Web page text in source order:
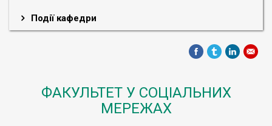
Події кафедри
ФАКУЛЬТЕТ У СОЦІАЛЬНИХ
МЕРЕЖАХ